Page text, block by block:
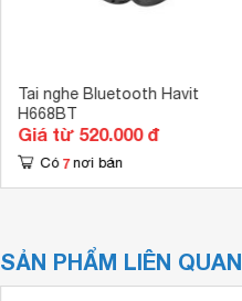
Tai nghe Bluetooth Havit
H668BT
Giá từ 520.000 đ
Có 7 nơi bán
SẢN PHẨM LIÊN QUAN